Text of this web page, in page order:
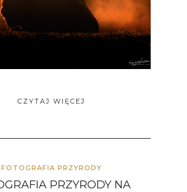
CZYTAJ WIĘCEJ
FOTOGRAFIA PRZYRODY
PRZYRODY NA